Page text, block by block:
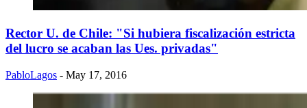
Rector U. de Chile: "Si hubiera fiscalización estricta
del lucro se acaban las Ues. privadas"
PabloLagos - May 17, 2016